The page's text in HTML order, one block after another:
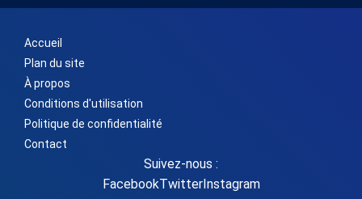
Accueil
Plan du site
À propos
Conditions d'utilisation
Politique de confidentialité
Contact
Suivez-nous :
FacebookTwitterInstagram